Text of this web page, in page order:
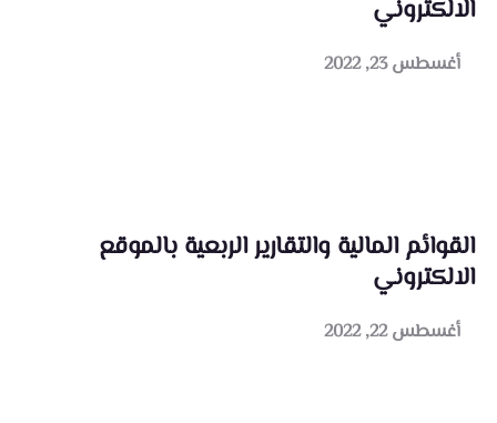
الالكتروني
أغسطس 23, 2022
القوائم المالية والتقارير الربعية بالموقع
الالكتروني
أغسطس 22, 2022